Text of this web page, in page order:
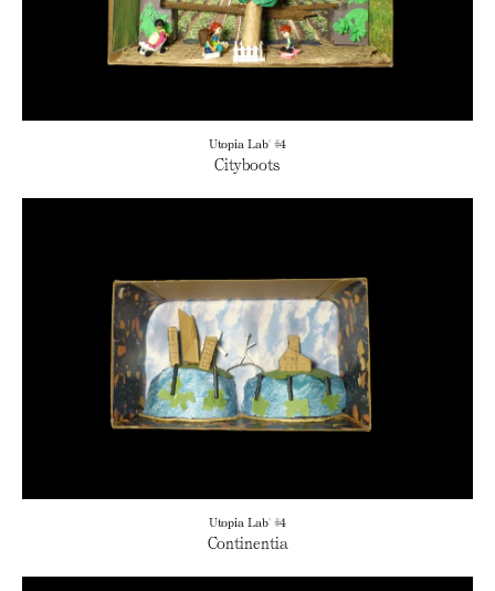
Utopia Lab' #4
Cityboots
Utopia Lab' #4
Continentia